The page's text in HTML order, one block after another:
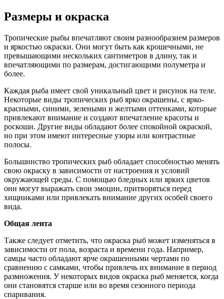
Размеры и окраска
Тропические рыбы впечатляют своим разнообразием размеров
и яркостью окраски. Они могут быть как крошечными, не
превышающими нескольких сантиметров в длину, так и
впечатляющими по размерам, достигающими полуметра и
более.
Каждая рыба имеет свой уникальный цвет и рисунок на теле.
Некоторые виды тропических рыб ярко окрашены, с ярко-
красными, синими, зелеными и желтыми оттенками, которые
привлекают внимание и создают впечатление красоты и
роскоши. Другие виды обладают более спокойной окраской,
но при этом имеют интересные узоры или контрастные
полосы.
Большинство тропических рыб обладает способностью менять
свою окраску в зависимости от настроения и условий
окружающей среды. С помощью бледных или ярких цветов
они могут выражать свои эмоции, притворяться перед
хищниками или привлекать внимание других особей своего
вида.
Общая лента
Также следует отметить, что окраска рыб может изменяться в
зависимости от пола, возраста и времени года. Например,
самцы часто обладают ярче окрашенными чертами по
сравнению с самками, чтобы привлечь их внимание в период
размножения. У некоторых видов окраска рыб меняется, когда
они становятся старше или во время сезонного периода
спаривания.